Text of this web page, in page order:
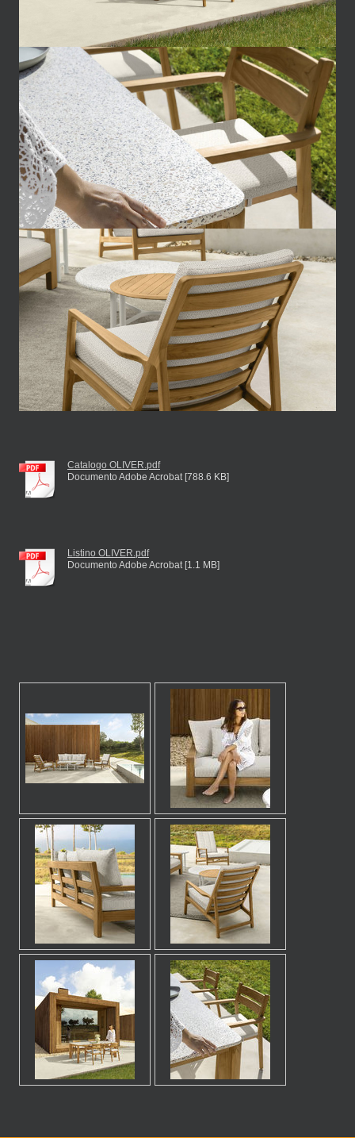
Catalogo OLIVER.pdf
Documento Adobe Acrobat [788.6 KB]
Listino OLIVER.pdf
Documento Adobe Acrobat [1.1 MB]